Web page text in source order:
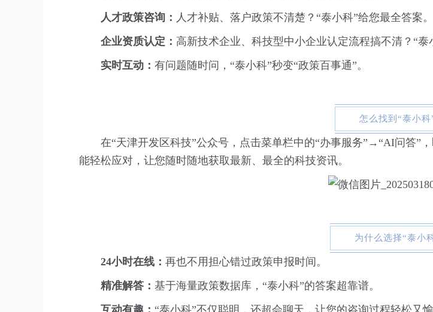
人才政策咨询： 人才补贴、落户政策不清楚？“泰小科”给您最全答案。
企业资质认定： 高新技术企业、科技型中小企业认定流程搞不清？“泰
实时互动： 有问题随时问，“泰小科”秒变“政策百事通”。
怎么找到“泰小科
在“天津开发区科技”公众号，点击菜单栏中的“办事服务”→“AI问答”
能轻松应对，让您随时随地获取最新、最全的科技资讯。
为什么选择“泰小
24小时在线： 再也不用担心错过政策申报时间。
精准解答： 基于海量政策数据库，“泰小科”的答案超靠谱。
互动有趣： “泰小科”不仅聪明，还超会聊天，让您的咨询过程轻松又愉